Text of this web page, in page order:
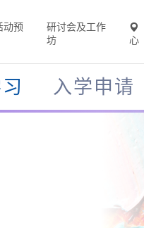
动预
研讨会及工作
坊
心
入学申请